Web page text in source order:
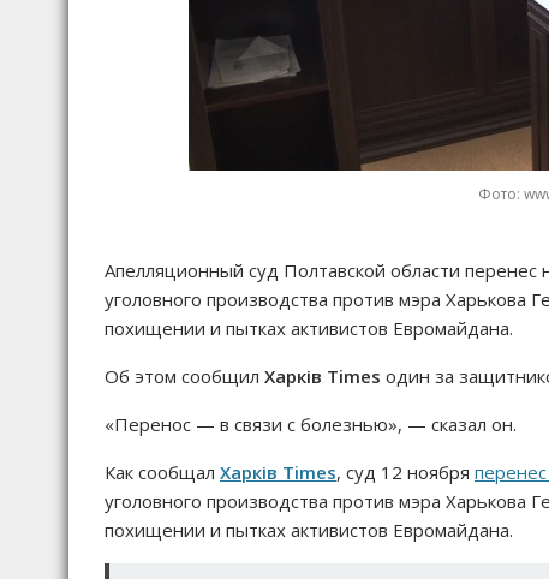
Фото:
Апелляционный суд Полтавской области
уголовного производства против мэра Харькова
похищении и пытках активистов Евромайдана.
Об этом сообщил Харків Times один за
«Перенос — в связи с болезнью», — сказал он.
Как сообщал Харків Times, суд 12 ноября
уголовного производства против мэра Харькова
похищении и пытках активистов Евромайдана.